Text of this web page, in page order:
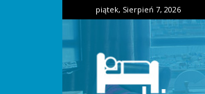
piątek, Sierpień 7, 2026